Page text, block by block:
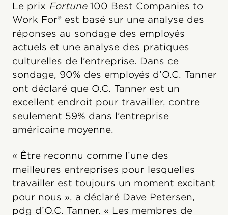
Le prix Fortune100 Best Companies to
Work For® est basé sur une analyse des
réponses au sondage des employés
actuels et une analyse des pratiques
culturelles de l’entreprise. Dans ce
sondage, 90% des employés d’O.C. Tanner
ont déclaré que O.C. Tanner est un
excellent endroit pour travailler, contre
seulement 59% dans l’entreprise
américaine moyenne.
« Être reconnu comme l’une des
meilleures entreprises pour lesquelles
travailler est toujours un moment excitant
pour nous », a déclaré Dave Petersen,
pdg d’O.C. Tanner. « Les membres de